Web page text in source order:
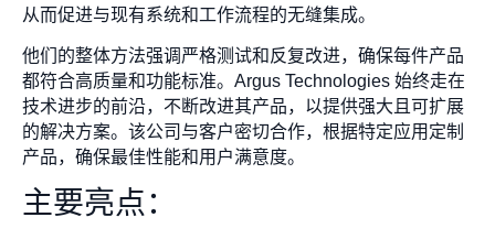
从而促进与现有系统和工作流程的无缝集成。
他们的整体方法强调严格测试和反复改进，确保每件产品
都符合高质量和功能标准。Argus Technologies 始终走在
技术进步的前沿，不断改进其产品，以提供强大且可扩展
的解决方案。该公司与客户密切合作，根据特定应用定制
产品，确保最佳性能和用户满意度。
主要亮点：